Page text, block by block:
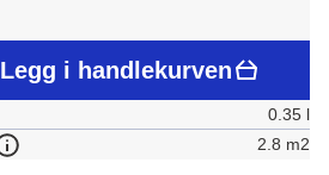
Legg i handlekurven
0.35 l
2.8 m2